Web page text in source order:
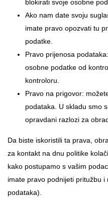
blokirati svoje osobne
Ako nam date svoju
imate pravo opozvati tu
podatke.
Pravo prijenosa
osobne podatke od
kontroloru.
Pravo na prigovor:
podataka. U skladu smo
opravdani razlozi za
Da biste iskoristili ta prava,
za kontakt na dnu politike
kako postupamo s vašim
imate pravo podnijeti pritužbu
podataka).